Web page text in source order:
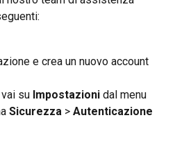
e crea un nuovo account
su Impostazioni dal menu
Sicurezza > Autenticazione